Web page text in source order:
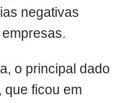
negativas
o principal dado
que ficou em